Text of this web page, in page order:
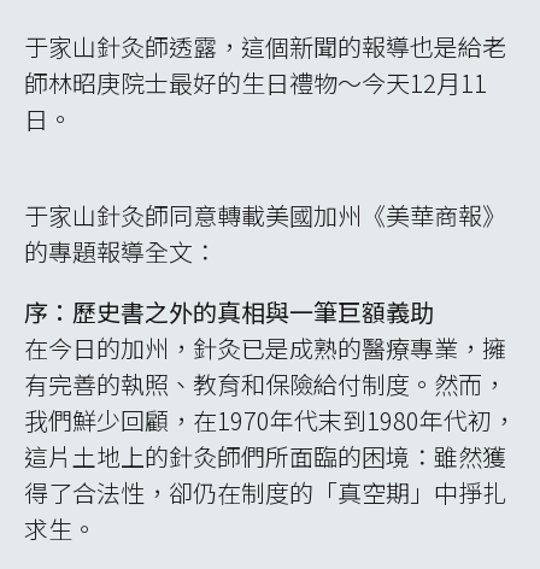
于家山針灸師透露，這個新聞的報導也是給老
師林昭庚院士最好的生日禮物～今天12月11
日。
于家山針灸師同意轉載美國加州《美華商報》
的專題報導全文：
序：歷史書之外的真相與一筆巨額義助
在今日的加州，針灸已是成熟的醫療專業，擁
有完善的執照、教育和保險給付制度。然而，
我們鮮少回顧，在1970年代末到1980年代初，
這片土地上的針灸師們所面臨的困境：雖然獲
得了合法性，卻仍在制度的「真空期」中掙扎
求生。